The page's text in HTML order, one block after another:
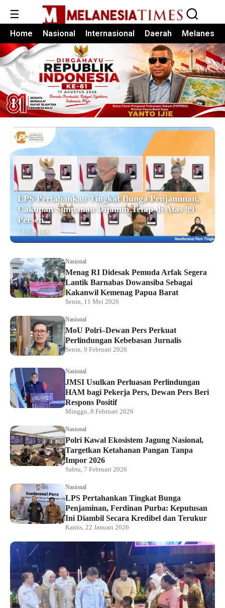
☰
Home Nasional Internasional Daerah Melanesia
LPS Pertahankan Tingkat Bunga Penjaminan,
Cakupan Simpanan Dijamin Tetap di Atas 99
Persen
1 bulan lalu
Nasional
Menag RI Didesak Pemuda Arfak Segera
Lantik Barnabas Dowansiba Sebagai
Kakanwil Kemenag Papua Barat
Senin, 11 Mei 2026
Nasional
MoU Polri–Dewan Pers Perkuat
Perlindungan Kebebasan Jurnalis
Senin, 9 Februari 2026
Nasional
JMSI Usulkan Perluasan Perlindungan
HAM bagi Pekerja Pers, Dewan Pers Beri
Respons Positif
Minggu, 8 Februari 2026
Nasional
Polri Kawal Ekosistem Jagung Nasional,
Targetkan Ketahanan Pangan Tanpa
Impor 2026
Sabtu, 7 Februari 2026
Nasional
LPS Pertahankan Tingkat Bunga
Penjaminan, Ferdinan Purba: Keputusan
Ini Diambil Secara Kredibel dan Terukur
Kamis, 22 Januari 2026